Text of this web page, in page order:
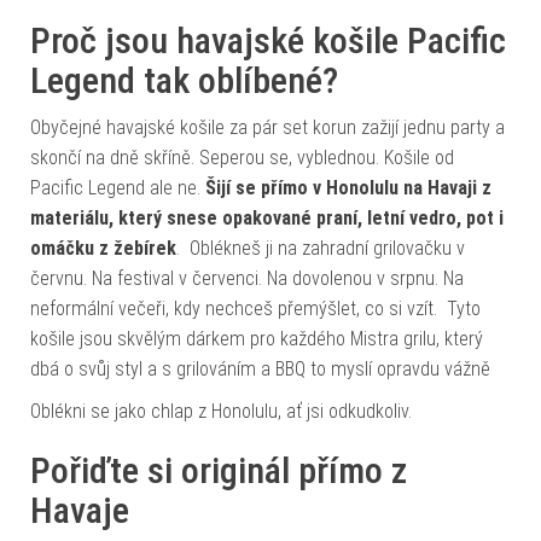
Proč jsou havajské košile Pacific
Legend tak oblíbené?
Obyčejné havajské košile za pár set korun zažijí jednu party a
skončí na dně skříně. Seperou se, vyblednou. Košile od
Pacific Legend ale ne. Šijí se přímo v Honolulu na Havaji z
materiálu, který snese opakované praní, letní vedro, pot i
omáčku z žebírek . Oblékneš ji na zahradní grilovačku v
červnu. Na festival v červenci. Na dovolenou v srpnu. Na
neformální večeři, kdy nechceš přemýšlet, co si vzít. Tyto
košile jsou skvělým dárkem pro každého Mistra grilu, který
dbá o svůj styl a s grilováním a BBQ to myslí opravdu vážně
Oblékni se jako chlap z Honolulu, ať jsi odkudkoliv.
Pořiďte si originál přímo z
Havaje